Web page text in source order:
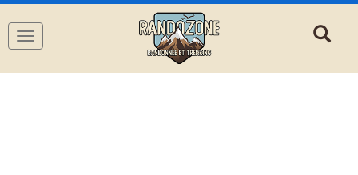
Navigation